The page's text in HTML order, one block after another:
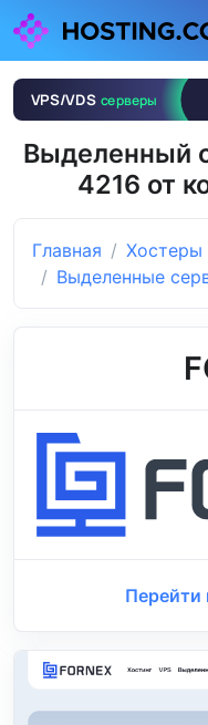
Выделенный
4216 от
Главная Хостеры
Выделенные
Перейти